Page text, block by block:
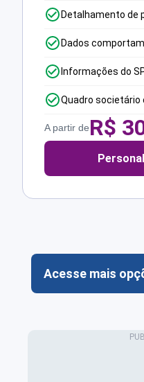
Detalhamento de
Dados
Informações do
Quadro
A partir deR$
Acesse mais